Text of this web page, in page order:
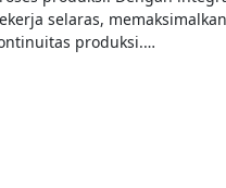
selaras,
produksi.…